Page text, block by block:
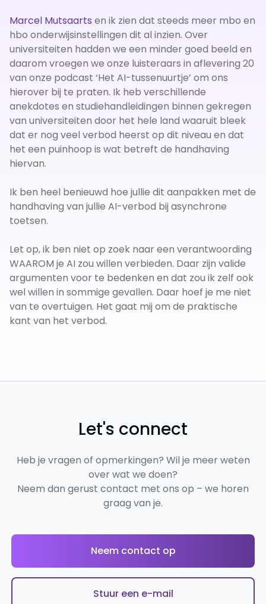
Marcel Mutsaarts en ik zien dat steeds meer mbo en
hbo onderwijsinstellingen dit al inzien. Over
universiteiten hadden we een minder goed beeld en
daarom vroegen we onze luisteraars in aflevering 20
van onze podcast ‘Het AI-tussenuurtje’ om ons
hierover bij te praten. Ik heb verschillende
anekdotes en studiehandleidingen binnen gekregen
van universiteiten door het hele land waaruit bleek
dat er nog veel verbod heerst op dit niveau en dat
het een puinhoop is wat betreft de handhaving
hiervan.
Ik ben heel benieuwd hoe jullie dit aanpakken met de
handhaving van jullie AI-verbod bij asynchrone
toetsen.
Let op, ik ben niet op zoek naar een verantwoording
WAAROM je AI zou willen verbieden. Daar zijn valide
argumenten voor te bedenken en dat zou ik zelf ook
wel willen in sommige gevallen. Daar hoef je me niet
van te overtuigen. Het gaat mij om de praktische
kant van het verbod.
Let's connect
Heb je vragen of opmerkingen? Wil je meer weten
over wat we doen?
Neem dan gerust contact met ons op – we horen
graag van je.
Neem contact op
Stuur een e-mail